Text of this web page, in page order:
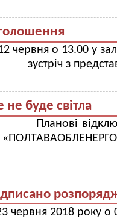
червня о 13.00 у
зустріч з
не буде світла
Планові
червня 2018 року о